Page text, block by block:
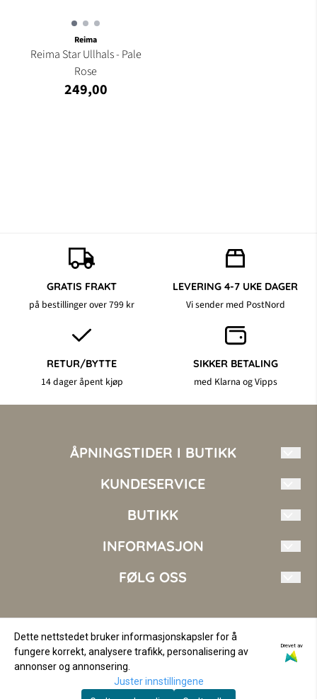
Reima
Reima Star Ullhals - Pale
Rose
249,00
GRATIS FRAKT
på bestillinger over 799 kr
LEVERING 4-7 UKE DAGER
Vi sender med PostNord
RETUR/BYTTE
14 dager åpent kjøp
SIKKER BETALING
med Klarna og Vipps
ÅPNINGSTIDER I BUTIKK
Torsdag 10.00 - 18.00
Søndag Stengt
KUNDESERVICE
Mote i Nord AS
+47 410 14 144
Fosseng 2
BUTIKK
Vilkår
Kontakt oss
Logg inn
INFORMASJON
Om oss
FØLG OSS
Instagram
© Copyright Company, org. nr 936562256
Dette nettstedet bruker informasjonskapsler for å
fungere korrekt, analysere trafikk, personalisering av
annonser og annonsering.
Drevet av
Juster innstillingene